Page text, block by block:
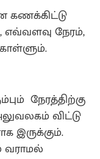
கணக்கிட்டு
நேரம்,
நேரத்திற்கு
விட்டு
இருக்கும்.
வராமல்